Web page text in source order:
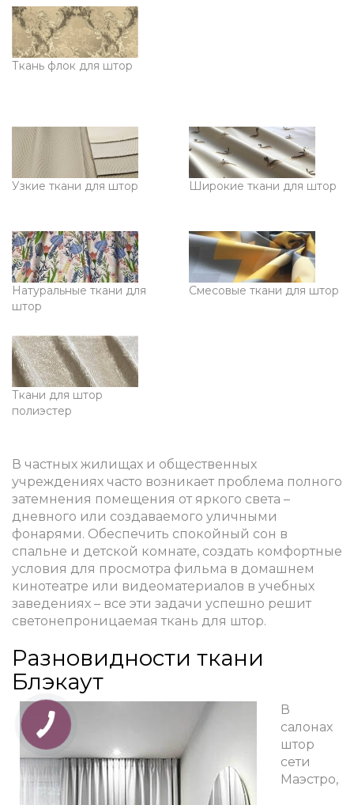
Ткань флок для штор
Узкие ткани для штор Широкие ткани для штор
Натуральные ткани для
штор
Смесовые ткани для штор
Ткани для штор
полиэстер
В частных жилищах и общественных
учреждениях часто возникает проблема полного
затемнения помещения от яркого света –
дневного или создаваемого уличными
фонарями. Обеспечить спокойный сон в
спальне и детской комнате, создать комфортные
условия для просмотра фильма в домашнем
кинотеатре или видеоматериалов в учебных
заведениях – все эти задачи успешно решит
светонепроницаемая ткань для штор.
Разновидности ткани
Блэкаут
В
салонах
штор
сети
Маэстро,